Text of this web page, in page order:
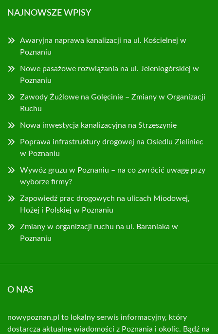
NAJNOWSZE WPISY
Awaryjna naprawa kanalizacji na ul. Kościelnej w
Poznaniu
Nowe pasażowe rozwiązania na ul. Jeleniogórskiej w
Poznaniu
Zawody Żużlowe na Golęcinie – Zmiany w Organizacji
Ruchu
Nowa inwestycja kanalizacyjna na Strzeszynie
Poprawa infrastruktury drogowej na Osiedlu Zieliniec
w Poznaniu
Wywóz gruzu w Poznaniu – na co zwrócić uwagę przy
wyborze firmy?
Zapowiedź prac drogowych na ulicach Miodowej,
Hożej i Polskiej w Poznaniu
Zmiany w organizacji ruchu na ul. Baraniaka w
Poznaniu
O NAS
nowypoznan.pl to lokalny serwis informacyjny, który
dostarcza aktualne wiadomości z Poznania i okolic. Bądź na